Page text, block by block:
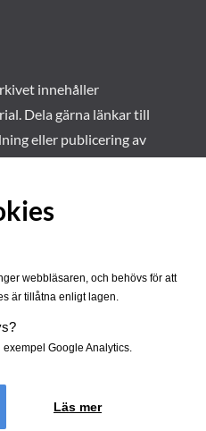
innehåller
Dela gärna länkar till
eller publicering av
Tjustbygdens Järnvägsförening
webbläsaren, och behövs för att
är tillåtna enligt lagen.
?
Google Analytics.
Läs mer